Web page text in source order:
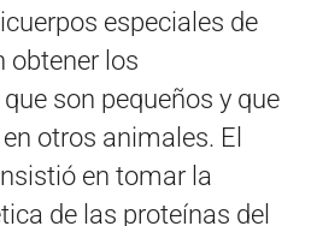
especiales de
obtener los
son pequeños y que
otros animales. El
en tomar la
de las proteínas del